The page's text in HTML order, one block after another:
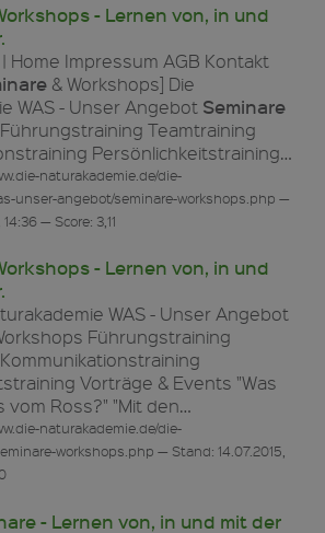
- Lernen von, in und
Home Impressum AGB Kontakt
& Workshops] Die
WAS - Unser Angebot Seminare
Teamtraining
Persönlichkeitstraining…
naturakademie.de/die-
unser-angebot/seminare-workshops.php —
— Score: 3,11
- Lernen von, in und
WAS - Unser Angebot
Führungstraining
Vorträge & Events "Was
vom Ross?" "Mit den…
naturakademie.de/die-
workshops.php — Stand: 14.07.2015,
- Lernen von, in und mit der